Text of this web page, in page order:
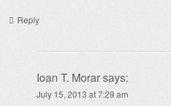
Reply
Ioan T. Morarsays:
July 15, 2013 at 7:29 am